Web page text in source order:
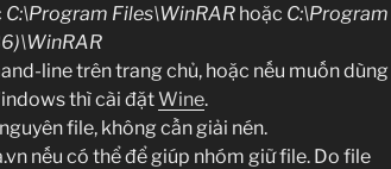
C:\Program Files\WinRARhoặc C:\Program
line trên trang chủ, hoặc nếu muốn dùng
thì cài đặtWine.
file, không cần giải nén.
nếu có thể để giúp nhóm giữ file. Do file